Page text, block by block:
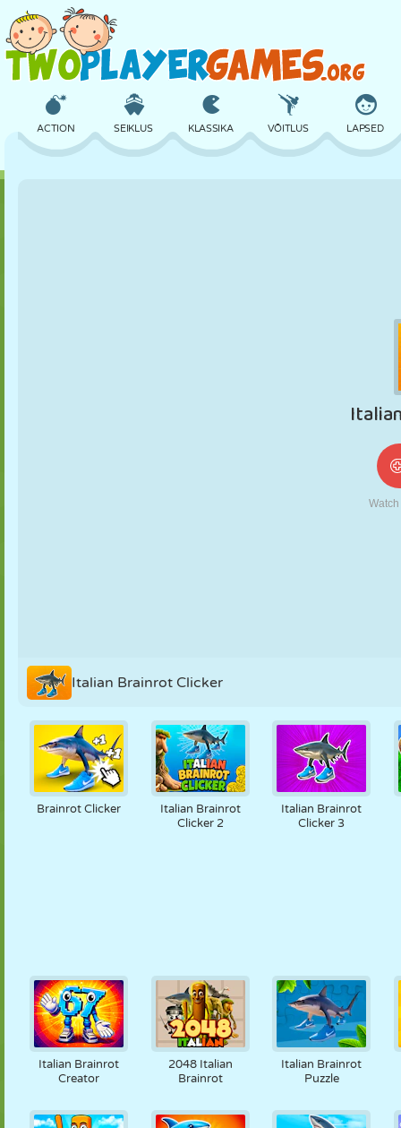
ACTION SEIKLUS KLASSIKA VÕITLUS LAPSED
ROBOT
TRULL
Italian Brainrot Clicker
Brainrot Clicker
Italian Brainrot
Clicker 2
Italian Brainrot
Clicker 3
Italian Brainrot
Creator
2048 Italian
Brainrot
Italian Brainrot
Puzzle